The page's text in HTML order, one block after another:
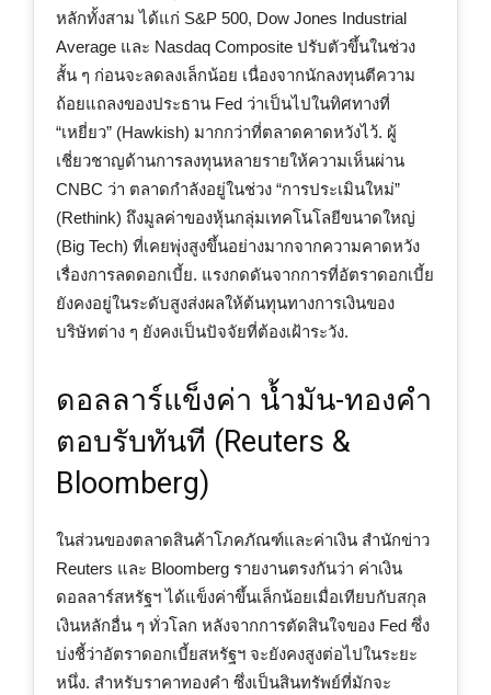
หลักทั้งสาม ได้แก่ S&P 500, Dow Jones Industrial
Average และ Nasdaq Composite ปรับตัวขึ้นในช่วง
สั้น ๆ ก่อนจะลดลงเล็กน้อย เนื่องจากนักลงทุนตีความ
ถ้อยแถลงของประธาน Fed ว่าเป็นไปในทิศทางที่
“เหยี่ยว” (Hawkish) มากกว่าที่ตลาดคาดหวังไว้. ผู้
เชี่ยวชาญด้านการลงทุนหลายรายให้ความเห็นผ่าน
CNBC ว่า ตลาดกำลังอยู่ในช่วง “การประเมินใหม่”
(Rethink) ถึงมูลค่าของหุ้นกลุ่มเทคโนโลยีขนาดใหญ่
(Big Tech) ที่เคยพุ่งสูงขึ้นอย่างมากจากความคาดหวัง
เรื่องการลดดอกเบี้ย. แรงกดดันจากการที่อัตราดอกเบี้ย
ยังคงอยู่ในระดับสูงส่งผลให้ต้นทุนทางการเงินของ
บริษัทต่าง ๆ ยังคงเป็นปัจจัยที่ต้องเฝ้าระวัง.
ดอลลาร์แข็งค่า น้ำมัน-ทองคำ
ตอบรับทันที (Reuters &
Bloomberg)
ในส่วนของตลาดสินค้าโภคภัณฑ์และค่าเงิน สำนักข่าว
Reuters และ Bloomberg รายงานตรงกันว่า ค่าเงิน
ดอลลาร์สหรัฐฯ ได้แข็งค่าขึ้นเล็กน้อยเมื่อเทียบกับสกุล
เงินหลักอื่น ๆ ทั่วโลก หลังจากการตัดสินใจของ Fed ซึ่ง
บ่งชี้ว่าอัตราดอกเบี้ยสหรัฐฯ จะยังคงสูงต่อไปในระยะ
หนึ่ง. สำหรับราคาทองคำ ซึ่งเป็นสินทรัพย์ที่มักจะ